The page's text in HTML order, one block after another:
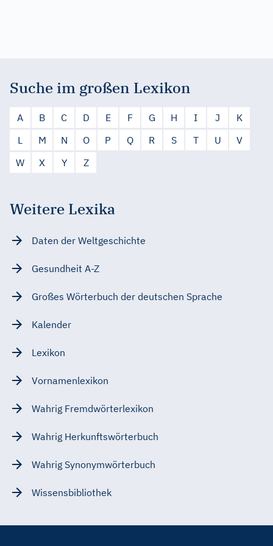
Suche im großen Lexikon
A B C D E F G H I J
K
L
M N O P Q R S T U
V
W
X Y Z
Weitere Lexika
Daten der Weltgeschichte
Gesundheit A-Z
Großes Wörterbuch der deutschen Sprache
Kalender
Lexikon
Vornamenlexikon
Wahrig Fremdwörterlexikon
Wahrig Herkunftswörterbuch
Wahrig Synonymwörterbuch
Wissensbibliothek